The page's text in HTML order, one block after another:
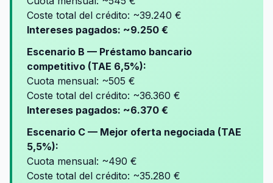
Coste total del crédito: ~39.240 €
Intereses pagados: ~9.250 €
Escenario B — Préstamo bancario
competitivo (TAE 6,5%):
Cuota mensual: ~505 €
Coste total del crédito: ~36.360 €
Intereses pagados: ~6.370 €
Escenario C — Mejor oferta negociada (TAE
5,5%):
Cuota mensual: ~490 €
Coste total del crédito: ~35.280 €